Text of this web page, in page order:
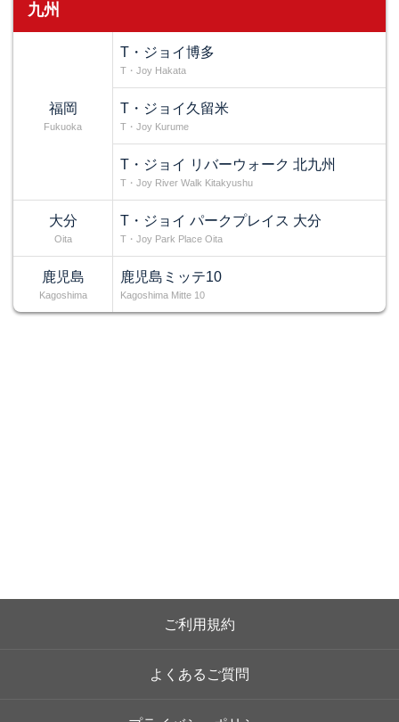
九州
福岡
Fukuoka
T・ジョイ博多
T・Joy Hakata
T・ジョイ久留米
T・Joy Kurume
T・ジョイ リバーウォーク 北九州
T・Joy River Walk Kitakyushu
大分
Oita
T・ジョイ パークプレイス 大分
T・Joy Park Place Oita
鹿児島
Kagoshima
鹿児島ミッテ10
Kagoshima Mitte 10
ご利用規約
よくあるご質問